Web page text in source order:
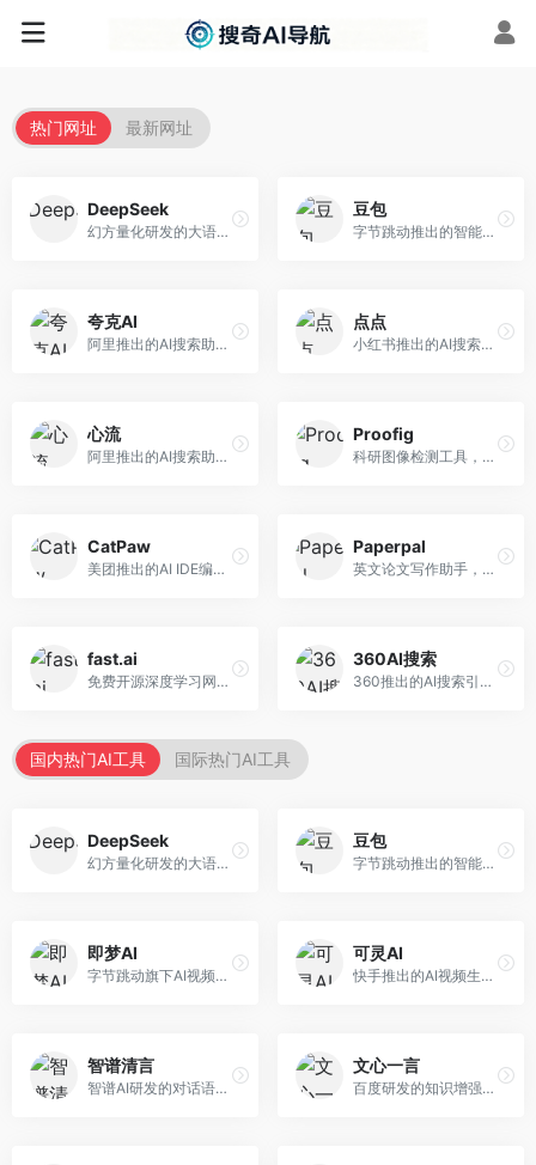
热门网址 最新网址
DeepSeek
幻方量化研发的大语言模型平台，专注于深度推理和代码生成能力。面向开发者、研究人员和技术爱好者，提供强大的逻辑推理和数学计算功能，开源生态完善，API接口友好。
豆包
字节跳动推出的智能对话助手平台，提供文本创作、知识问答、英语学习等多种AI服务。面向普通用户和内容创作者，支持多轮对话和文件解析，免费使用，响应速度快，中文理解能力强。
夸克AI
阿里推出的AI搜索助手，整合搜索与AI功能。面向年轻用户，提供智能搜索、文档处理、学习辅助等服务，与夸克生态深度整合。
点点
小红书推出的AI搜索应用，专注于生活方式内容搜索。面向小红书用户，提供生活攻略、消费决策、内容推荐等服务，生活方式内容丰富。
心流
阿里推出的AI搜索助手，专注于智能信息获取。面向普通用户，提供智能搜索、内容整理、知识问答等服务，与阿里生态深度整合。
Proofig
科研图像检测工具，专注于学术图像完整性验证。面向科研人员，提供图像检测、重复分析、报告生成等服务，学术检测专业。
CatPaw
美团推出的AI IDE编程工具，专注于本地开发生态。面向开发者，提供智能代码补全、代码生成、项目管理等服务，本地开发体验好。
Paperpal
英文论文写作助手，专注于学术英语润色。面向需要发表国际期刊的研究者，提供语法检查、学术表达优化、格式规范等服务，英语表达地道专业。
fast.ai
免费开源深度学习网站，专注于实用AI教学。面向开发者，提供免费深度学习课程、实战项目、代码库等资源，学习门槛低。
360AI搜索
360推出的AI搜索引擎，专注于安全智能搜索。面向普通用户，提供智能问答、网页搜索、内容整理等服务，安全防护能力强。
国内热门AI工具 国际热门AI工具
DeepSeek
幻方量化研发的大语言模型平台，专注于深度推理和代码生成能力。面向开发者、研究人员和技术爱好者，提供强大的逻辑推理和数学计算功能，开源生态完善，API接口友好。
豆包
字节跳动推出的智能对话助手平台，提供文本创作、知识问答、英语学习等多种AI服务。面向普通用户和内容创作者，支持多轮对话和文件解析，免费使用，响应速度快，中文理解能力强。
即梦AI
字节跳动旗下AI视频创作平台，支持多模态内容生成。面向内容创作者和营销人员，提供文生视频、图生视频、智能剪辑等功能，中文理解能力强，创作效率高。
可灵AI
快手推出的AI视频生成平台，支持文生视频和图生视频，可生成长达2分钟的高质量视频内容。面向短视频创作者和营销人员，操作简便，生成效果逼真，适合商业推广和创意表达。
智谱清言
智谱AI研发的对话语言模型，支持中英双语交互。面向中文用户和开发者，提供知识问答、代码编写、文档解读等服务，开源生态完善，学术研究背景深厚。
文心一言
百度研发的知识增强大语言模型，深度融合百度知识图谱和搜索能力。面向中文用户，提供知识问答、文本创作、逻辑推理等服务，中文语境理解准确，知识覆盖面广。